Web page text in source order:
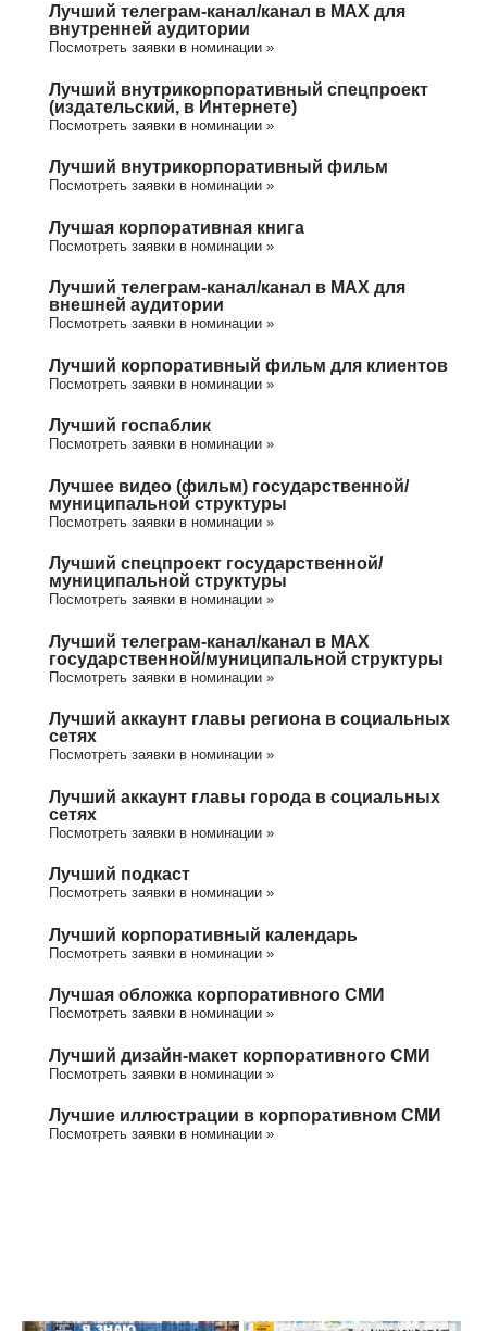
Лучший телеграм-канал/канал в МАХ для
внутренней аудитории
Посмотреть заявки в номинации »
Лучший внутрикорпоративный спецпроект
(издательский, в Интернете)
Посмотреть заявки в номинации »
Лучший внутрикорпоративный фильм
Посмотреть заявки в номинации »
Лучшая корпоративная книга
Посмотреть заявки в номинации »
Лучший телеграм-канал/канал в МАХ для
внешней аудитории
Посмотреть заявки в номинации »
Лучший корпоративный фильм для клиентов
Посмотреть заявки в номинации »
Лучший госпаблик
Посмотреть заявки в номинации »
Лучшее видео (фильм) государственной/
муниципальной структуры
Посмотреть заявки в номинации »
Лучший спецпроект государственной/
муниципальной структуры
Посмотреть заявки в номинации »
Лучший телеграм-канал/канал в МАХ
государственной/муниципальной структуры
Посмотреть заявки в номинации »
Лучший аккаунт главы региона в социальных
сетях
Посмотреть заявки в номинации »
Лучший аккаунт главы города в социальных
сетях
Посмотреть заявки в номинации »
Лучший подкаст
Посмотреть заявки в номинации »
Лучший корпоративный календарь
Посмотреть заявки в номинации »
Лучшая обложка корпоративного СМИ
Посмотреть заявки в номинации »
Лучший дизайн-макет корпоративного СМИ
Посмотреть заявки в номинации »
Лучшие иллюстрации в корпоративном СМИ
Посмотреть заявки в номинации »